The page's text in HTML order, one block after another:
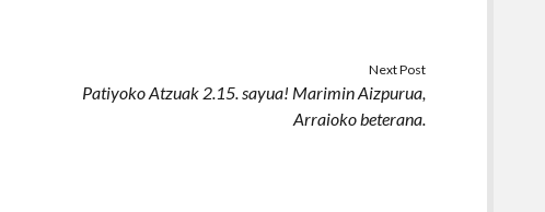
Next Post
Patiyoko Atzuak 2.15. sayua! Marimin Aizpurua,
Arraioko beterana.